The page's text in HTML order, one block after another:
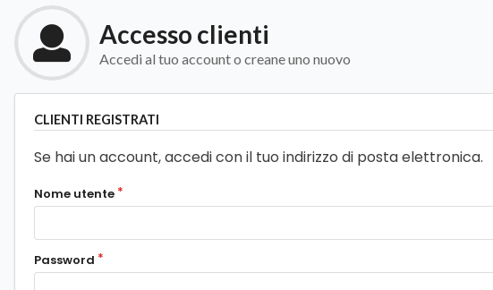
Chi siamo
Lavorazioni
Promozione Pasqua 2026
Blog
LINGUA
italiano
inglese
Accesso clienti
Accedi al tuo account o creane uno nuovo
CLIENTI REGISTRATI
Se hai un account, accedi con il tuo indirizzo di posta elettronica.
Nome utente
Password